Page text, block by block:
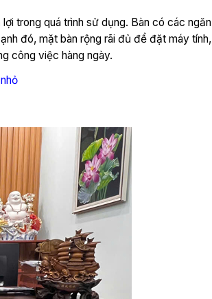
trong quá trình sử dụng. Bàn có các ngăn
đó, mặt bàn rộng rãi đủ để đặt máy tính,
công việc hàng ngày.